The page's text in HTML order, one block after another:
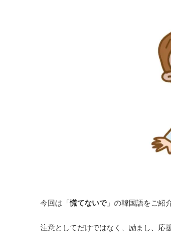
今回は「慌てないで」の韓国語をご紹
注意としてだけではなく、励まし、応